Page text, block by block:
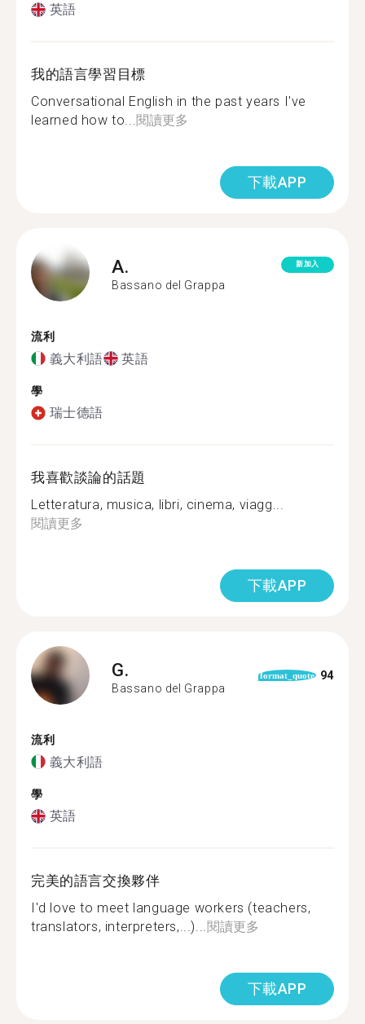
英語
我的語言學習目標
Conversational English in the past years I've
learned how to...閱讀更多
下載APP
A.
Bassano del Grappa
新加入
流利
義大利語 英語
學
瑞士德語
我喜歡談論的話題
Letteratura, musica, libri, cinema, viagg...
閱讀更多
下載APP
G.
Bassano del Grappa
format_quote 94
流利
義大利語
學
英語
完美的語言交換夥伴
I'd love to meet language workers (teachers,
translators, interpreters,...)...閱讀更多
下載APP